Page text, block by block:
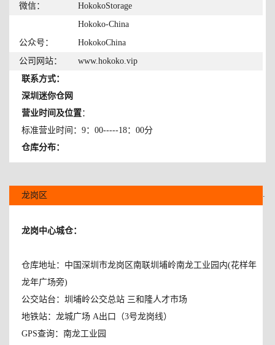
微信：
HokokoStorage
Hokoko-China
公众号：
HokokoChina
公司网站：
www.hokoko.vip
联系方式：
深圳迷你仓网
营业时间及位置：
标准营业时间：9：00-----18：00分
仓库分布：
龙岗区
龙岗中心城仓：
仓库地址：中国深圳市龙岗区南联圳埔岭南龙工业园内(花样年
龙年广场旁)
公交站台：圳埔岭公交总站 三和隆人才市场
地铁站：龙城广场 A出口（3号龙岗线）
GPS查询：南龙工业园